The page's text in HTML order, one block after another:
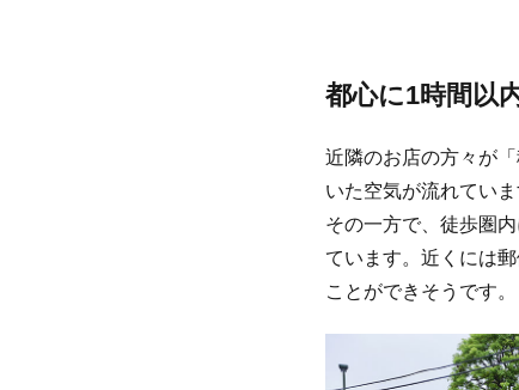
都心に1時間以
近隣のお店の方々が
いた空気が流れていま
その一方で、徒歩圏
ています。近くには
ことができそうです。